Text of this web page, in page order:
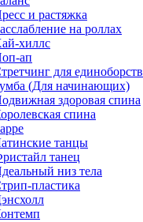
и растяжка
на роллах
хиллс
ап
для единоборств
(Для начинающих)
здоровая спина
спина
танцы
танец
низ тела
пластика